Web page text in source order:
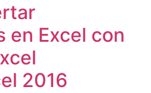
en Excel con
2016